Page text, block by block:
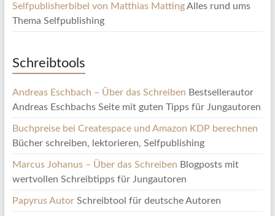
Selfpublisherbibel von Matthias MattingAlles rund ums
Thema Selfpublishing
Schreibtools
Andreas Eschbach – Über das Schreiben Bestsellerautor
Andreas Eschbachs Seite mit guten Tipps für Jungautoren
Buchpreise bei Createspace und Amazon KDP berechnen
Bücher schreiben, lektorieren, Selfpublishing
Marcus Johanus – Über das Schreiben Blogposts mit
wertvollen Schreibtipps für Jungautoren
Papyrus AutorSchreibtool für deutsche Autoren